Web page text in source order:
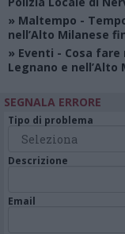
» Maltempo -
nell’Alto Milanese
» Eventi - Cosa fare
Legnano e nell’Alto
SEGNALA ERRORE
Tipo di problema
Descrizione
Email